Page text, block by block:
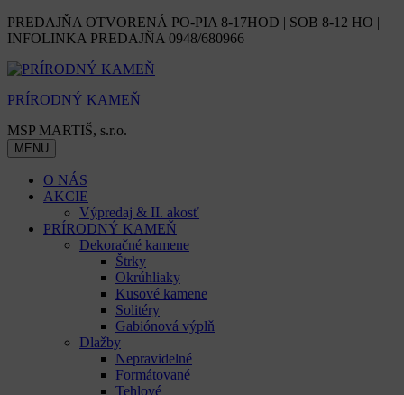
Skip
to
PREDAJŇA OTVORENÁ PO-PIA 8-17HOD | SOB 8-12 HO |
INFOLINKA PREDAJŇA 0948/680966
PRÍRODNÝ KAMEŇ
MSP MARTIŠ, s.r.o.
MENU
O NÁS
AKCIE
Výpredaj & II. akosť
PRÍRODNÝ KAMEŇ
Dekoračné kamene
Štrky
Okrúhliaky
Kusové kamene
Solitéry
Gabiónová výplň
Dlažby
Nepravidelné
Formátované
Tehlové